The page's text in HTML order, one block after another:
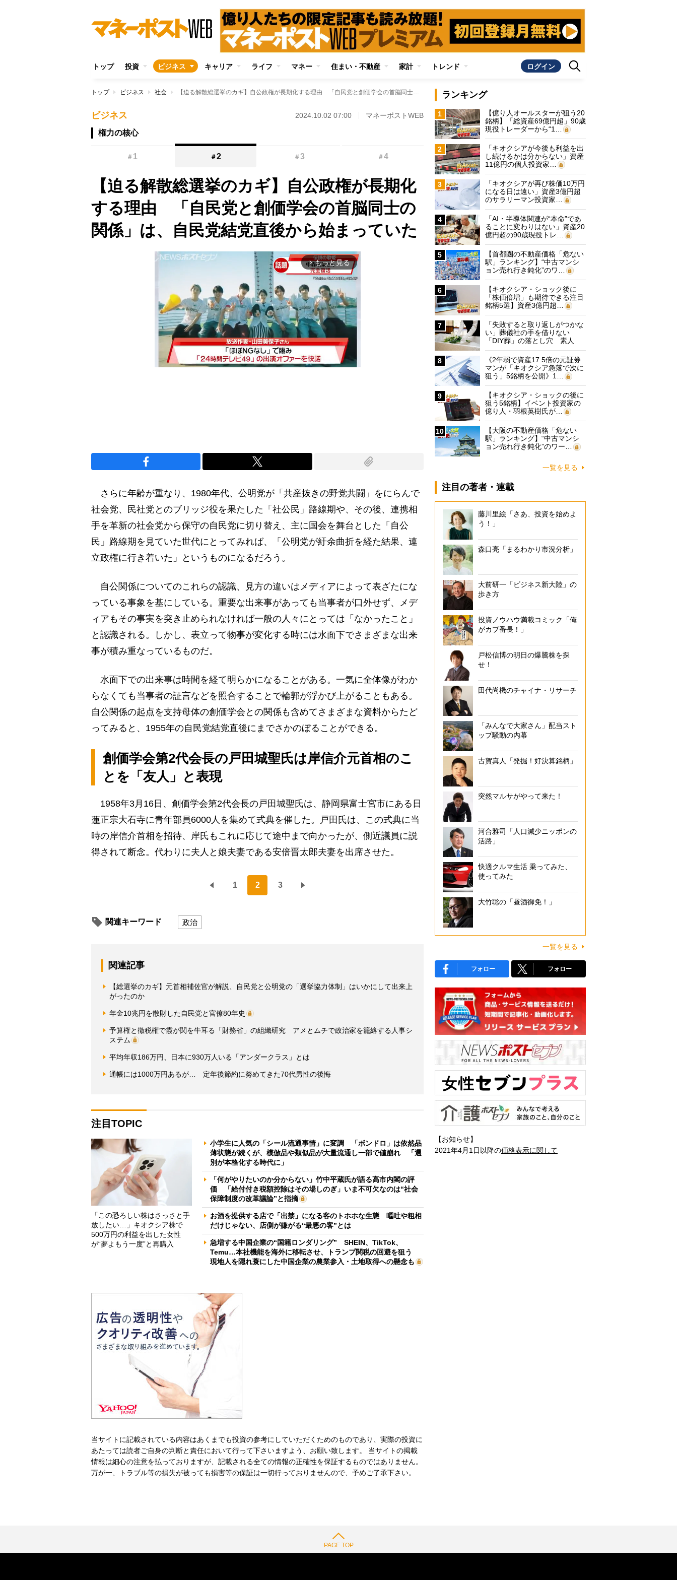
トップ 投資 ビジネス キャリア ライフ マネー 住まい・不動産 家計 トレンド ログイン
トップ ビジネス 社会 【迫る解散総選挙のカギ】自公政権が長期化する理由 「自民党と創価学会の首脳同士の関係」は、自民党結党直後から始まっていた
ビジネス 2024.10.02 07:00 マネーポストWEB
権力の核心
＃ 1 ＃2 ＃3 ＃4
【迫る解散総選挙のカギ】自公政権が長期化
する理由 「自民党と創価学会の首脳同士の
関係」は、自民党結党直後から始まっていた
arrow_forward_ios もっと見る
さらに年齢が重なり、1980年代、公明党が「共産抜きの野党共闘」をにらんで
社会党、民社党とのブリッジ役を果たした「社公民」路線期や、その後、連携相
手を革新の社会党から保守の自民党に切り替え、主に国会を舞台とした「自公
民」路線期を見ていた世代にとってみれば、「公明党が紆余曲折を経た結果、連
立政権に行き着いた」というものになるだろう。
自公関係についてのこれらの認識、見方の違いはメディアによって表ざたにな
っている事象を基にしている。重要な出来事があっても当事者が口外せず、メデ
ィアもその事実を突き止められなければ一般の人々にとっては「なかったこと」
と認識される。しかし、表立って物事が変化する時には水面下でさまざまな出来
事が積み重なっているものだ。
水面下での出来事は時間を経て明らかになることがある。一気に全体像がわか
らなくても当事者の証言などを照合することで輪郭が浮かび上がることもある。
自公関係の起点を支持母体の創価学会との関係も含めてさまざまな資料からたど
ってみると、1955年の自民党結党直後にまでさかのぼることができる。
創価学会第2代会長の戸田城聖氏は岸信介元首相のこ
とを「友人」と表現
1958年3月16日、創価学会第2代会長の戸田城聖氏は、静岡県富士宮市にある日
蓮正宗大石寺に青年部員6000人を集めて式典を催した。戸田氏は、この式典に当
時の岸信介首相を招待、岸氏もこれに応じて途中まで向かったが、側近議員に説
得されて断念。代わりに夫人と娘夫妻である安倍晋太郎夫妻を出席させた。
1 2 3
関連キーワード 政治
関連記事
【総選挙のカギ】元首相補佐官が解説、自民党と公明党の「選挙協力体制」はいかにして出来上
がったのか
年金10兆円を散財した自民党と官僚80年史
予算権と徴税権で霞が関を牛耳る「財務省」の組織研究 アメとムチで政治家を籠絡する人事シ
ステム
平均年収186万円、日本に930万人いる「アンダークラス」とは
通帳には1000万円あるが… 定年後節約に努めてきた70代男性の後悔
注目TOPIC
「この恐ろしい株はさっさと手
放したい…」キオクシア株で
500万円の利益を出した女性
が“夢よもう一度”と再購入
小学生に人気の「シール流通事情」に変調 「ボンドロ」は依然品
薄状態が続くが、模倣品や類似品が大量流通し一部で値崩れ 「選
別が本格化する時代に」
「何がやりたいのか分からない」竹中平蔵氏が語る高市内閣の評
価 「給付付き税額控除はその場しのぎ」いま不可欠なのは“社会
保障制度の改革議論”と指摘
お酒を提供する店で「出禁」になる客のトホホな生態 嘔吐や粗相
だけじゃない、店側が嫌がる“最悪の客”とは
急増する中国企業の“国籍ロンダリング” SHEIN、TikTok、
Temu…本社機能を海外に移転させ、トランプ関税の回避を狙う
現地人を隠れ蓑にした中国企業の農業参入・土地取得への懸念も
当サイトに記載されている内容はあくまでも投資の参考にしていただくためのものであり、実際の投資に
あたっては読者ご自身の判断と責任において行って下さいますよう、お願い致します。 当サイトの掲載
情報は細心の注意を払っておりますが、記載される全ての情報の正確性を保証するものではありません。
万が一、トラブル等の損失が被っても損害等の保証は一切行っておりませんので、予めご了承下さい。
ランキング
1
【億り人オールスターが狙う20
銘柄】「総資産69億円超」90歳
現役トレーダーから“1…
2
「キオクシアが今後も利益を出
し続けるかは分からない」資産
11億円の個人投資家…
3
「キオクシアが再び株価10万円
になる日は遠い」資産3億円超
のサラリーマン投資家…
4
「AI・半導体関連が“本命”であ
ることに変わりはない」資産20
億円超の90歳現役トレ…
5
【首都圏の不動産価格「危ない
駅」ランキング】“中古マンシ
ョン売れ行き鈍化”のワ…
6
【キオクシア・ショック後に
「株価倍増」も期待できる注目
銘柄5選】資産3億円超…
7
「失敗すると取り返しがつかな
い」葬儀社の手を借りない
「DIY葬」の落とし穴 素人
に…
8
《2年弱で資産17.5倍の元証券
マンが「キオクシア急落で次に
狙う」5銘柄を公開》1…
9
【キオクシア・ショックの後に
狙う5銘柄】イベント投資家の
億り人・羽根英樹氏が…
10
【大阪の不動産価格「危ない
駅」ランキング】“中古マンシ
ョン売れ行き鈍化”のワー…
一覧を見る
注目の著者・連載
藤川里絵「さあ、投資を始めよ
う！」
森口亮「まるわかり市況分析」
大前研一「ビジネス新大陸」の
歩き方
投資ノウハウ満載コミック「俺
がカブ番長！」
戸松信博の明日の爆騰株を探
せ！
田代尚機のチャイナ・リサーチ
「みんなで大家さん」配当スト
ップ騒動の内幕
古賀真人「発掘！好決算銘柄」
突然マルサがやって来た！
河合雅司「人口減少ニッポンの
活路」
快適クルマ生活 乗ってみた、
使ってみた
大竹聡の「昼酒御免！」
一覧を見る
フォロー フォロー
【お知らせ】
2021年4月1日以降の価格表示に関して
PAGE TOP